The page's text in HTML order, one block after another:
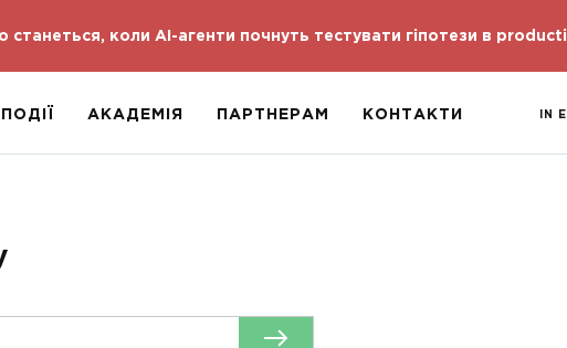
станеться, коли AI-агенти почнуть тестувати гіпотези в
ПОДІЇ АКАДЕМІЯ ПАРТНЕРАМ КОНТАКТИ IN